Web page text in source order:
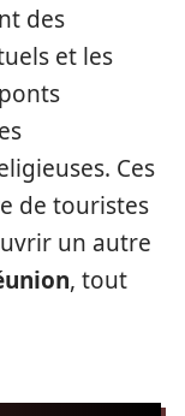
des
et les
Ces
de touristes
un autre
, tout